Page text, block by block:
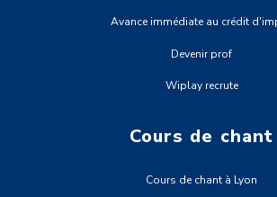
Avance immédiate au crédit
Devenir prof
Wiplay recrute
Cours de chant
Cours de chant à Lyon